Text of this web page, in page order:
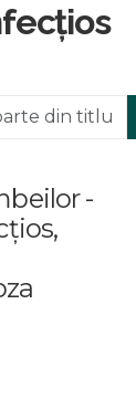
din titlu.
-